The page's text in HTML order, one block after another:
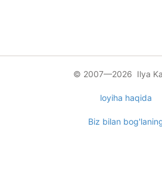
© 2007—2026 Ilya
loyiha haqida
Biz bilan